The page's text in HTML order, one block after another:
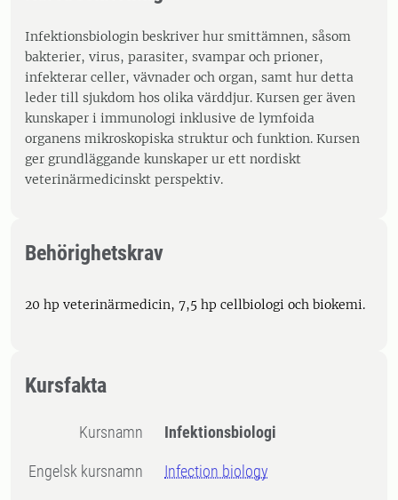
Infektionsbiologin beskriver hur smittämnen, såsom
bakterier, virus, parasiter, svampar och prioner,
infekterar celler, vävnader och organ, samt hur detta
leder till sjukdom hos olika värddjur. Kursen ger även
kunskaper i immunologi inklusive de lymfoida
organens mikroskopiska struktur och funktion. Kursen
ger grundläggande kunskaper ur ett nordiskt
veterinärmedicinskt perspektiv.
Behörighetskrav
20 hp veterinärmedicin, 7,5 hp cellbiologi och biokemi.
Kursfakta
Kursnamn Infektionsbiologi
Engelsk kursnamn Infection biology